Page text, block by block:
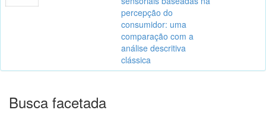
percepção do
consumidor: uma
comparação com a
análise descritiva
clássica
Busca facetada